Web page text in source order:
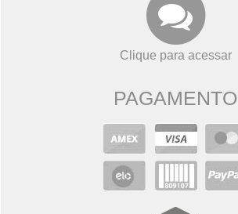
Clique para acessar
PAGAMENTO